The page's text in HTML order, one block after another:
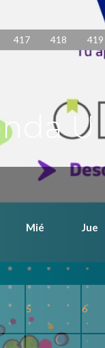
417 418 419
U
Mié Jue
5 6